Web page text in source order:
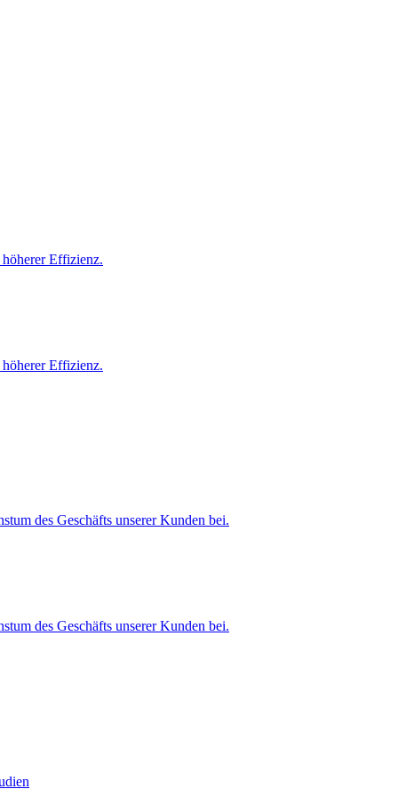
Effizienz.
Effizienz.
des Geschäfts unserer Kunden bei.
des Geschäfts unserer Kunden bei.